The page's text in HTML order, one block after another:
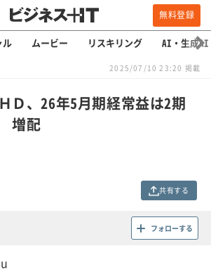
無料登録
ル ムービー リスキリング AI・生成AI
2025/07/10 23:20 掲載
Ｄ、26年5月期経常益は2期
増配
共有する
フォローする